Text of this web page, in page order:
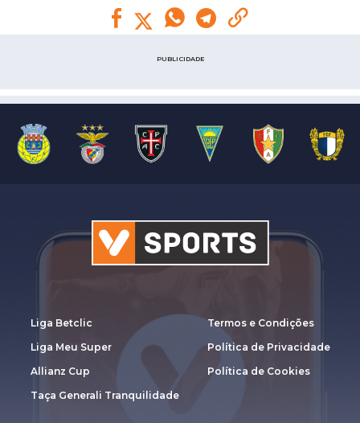
PUBLICIDADE
Liga Betclic
Liga Meu Super
Allianz Cup
Taça Generali Tranquilidade
Termos e Condições
Política de Privacidade
Política de Cookies